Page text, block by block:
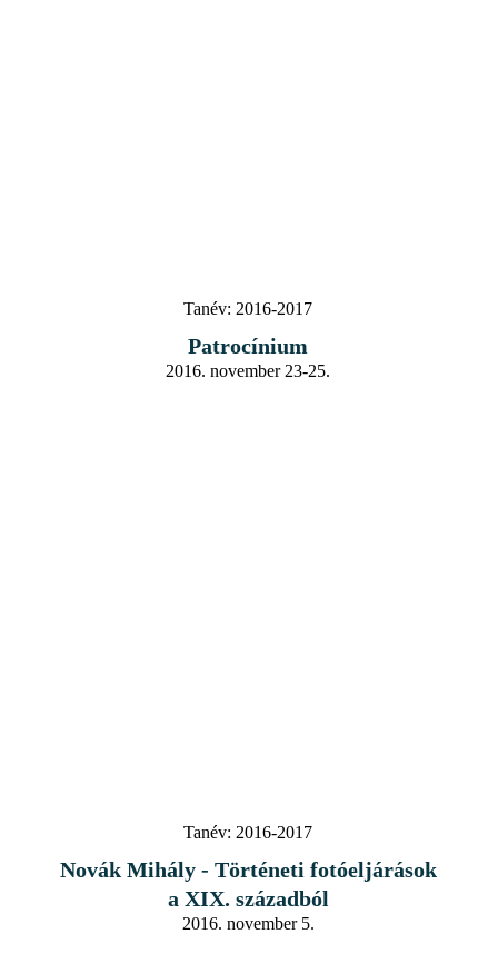
Tanév: 2016-2017
Patrocínium
2016. november 23-25.
Tanév: 2016-2017
Novák Mihály - Történeti fotóeljárások
a XIX. századból
2016. november 5.